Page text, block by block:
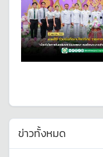
ข่าวทั้งหมด